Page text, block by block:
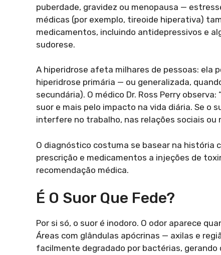
puberdade, gravidez ou menopausa —
médicas (por exemplo, tireoide hiperativa)
medicamentos, incluindo antidepressivos e
sudorese.
A hiperidrose afeta milhares de pessoas: ela
hiperidrose primária — ou generalizada,
secundária). O médico Dr. Ross Perry
suor e mais pelo impacto na vida diária. Se o
interfere no trabalho, nas relações sociais ou
O diagnóstico costuma se basear na
prescrição e medicamentos a injeções de
recomendação médica.
É O Suor Que Fede?
Por si só, o suor é inodoro. O odor aparece
Áreas com glândulas apócrinas — axilas e
facilmente degradado por bactérias,